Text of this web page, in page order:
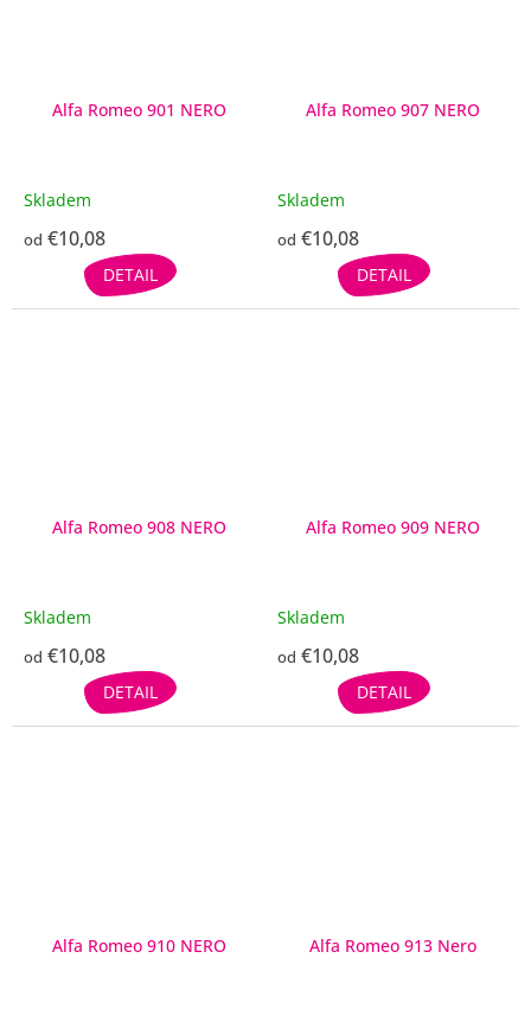
Alfa Romeo 901 NERO
Skladem
od €10,08
DETAIL
Alfa Romeo 907 NERO
Skladem
od €10,08
DETAIL
Alfa Romeo 908 NERO
Skladem
od €10,08
DETAIL
Alfa Romeo 909 NERO
Skladem
od €10,08
DETAIL
Alfa Romeo 910 NERO Alfa Romeo 913 Nero